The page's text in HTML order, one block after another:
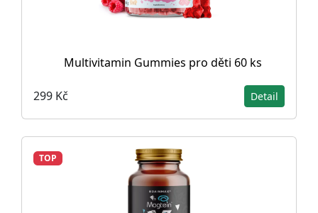
Multivitamin Gummies pro děti 60 ks
299 Kč Detail
TOP